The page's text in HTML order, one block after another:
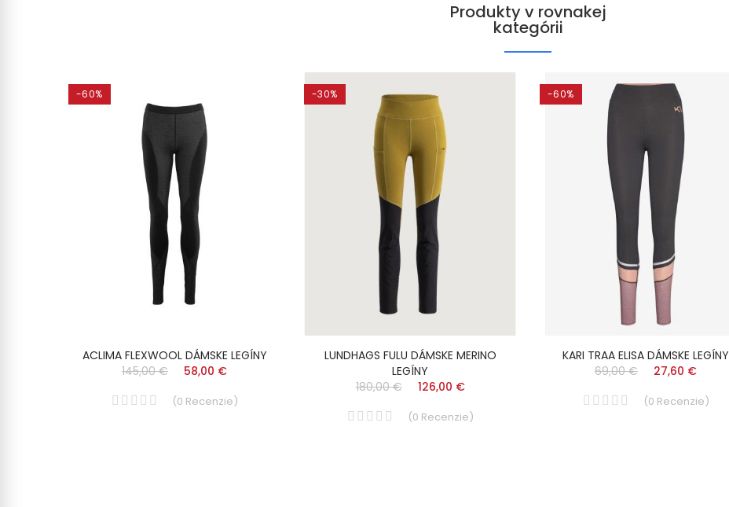
Produkty v rovnakej
kategórii
-60%
ACLIMA FLEXWOOL DÁMSKE LEGÍNY
145,00 €
58,00 €
(0 Recenzie)
-30%
LUNDHAGS FULU DÁMSKE MERINO
LEGÍNY
180,00 €
126,00 €
(0 Recenzie)
-60%
KARI TRAA ELISA DÁMSKE LEGÍNY
69,00 €
27,60 €
(0 Recenzie)